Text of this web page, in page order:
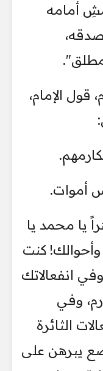
أمامه
الإمام،
أموات.
يا محمد يا
كنت
انفعالاتك
وفي
الثائرة
يبرهن على